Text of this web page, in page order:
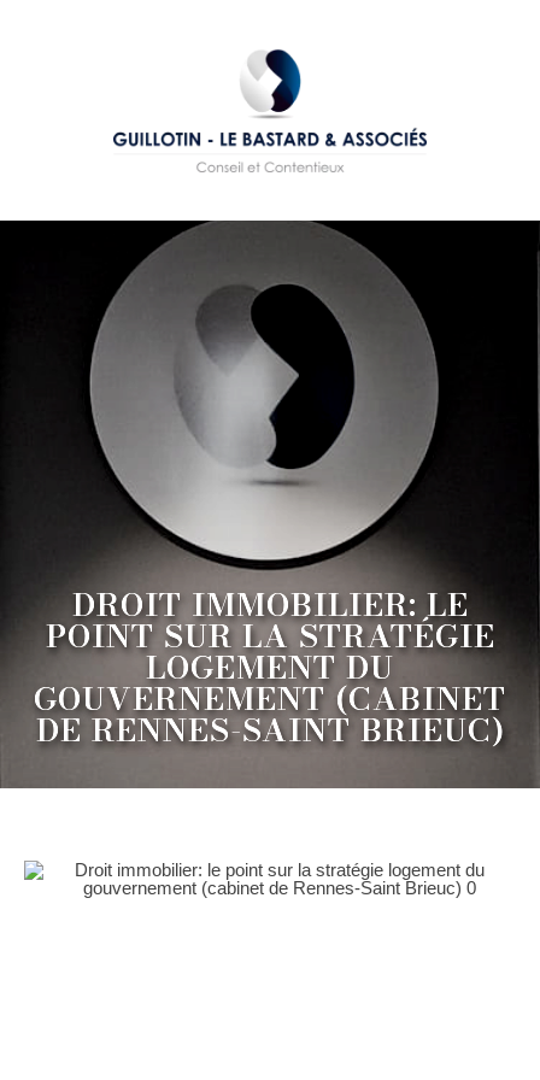
DROIT IMMOBILIER: LE
POINT SUR LA STRATÉGIE
LOGEMENT DU
GOUVERNEMENT (CABINET
DE RENNES-SAINT BRIEUC)